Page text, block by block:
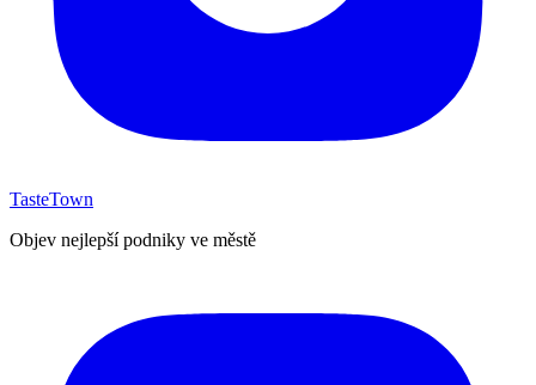
TasteTown
Objev nejlepší podniky ve městě